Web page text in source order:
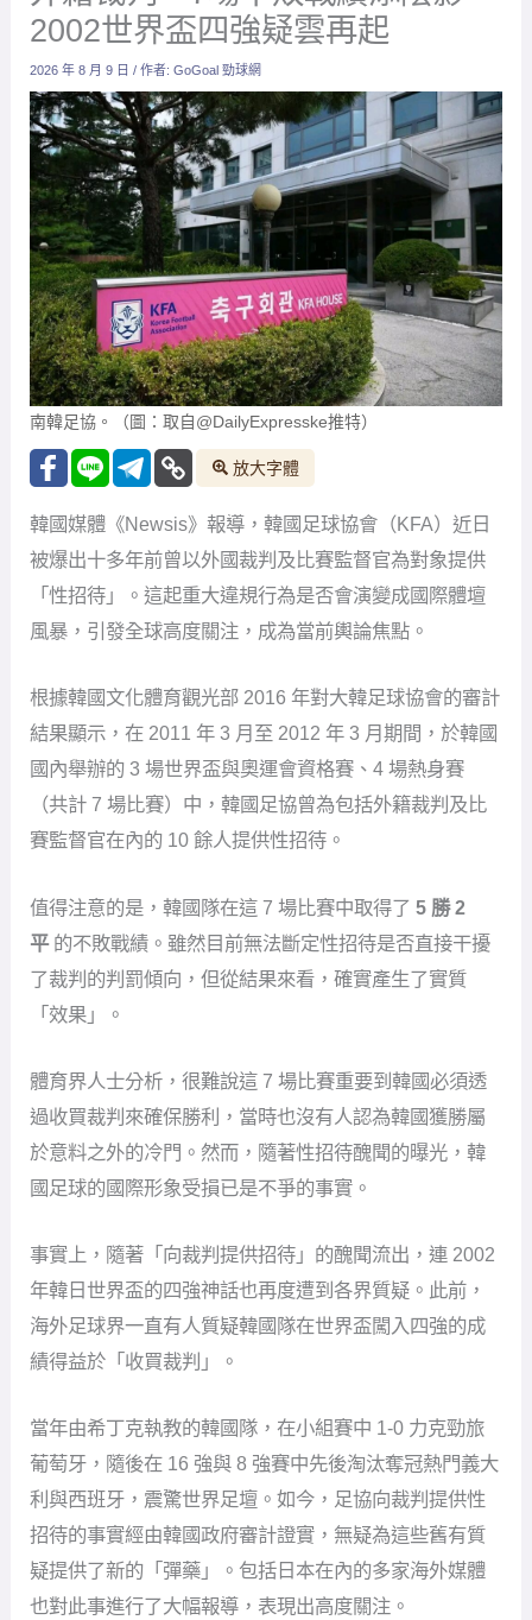
2002世界盃四強疑雲再起
2026 年 8 月 9 日/ 作者:GoGoal 勁球網
南韓足協。（圖：取自@DailyExpresske推特）
放大字體
韓國媒體《Newsis》報導，韓國足球協會（KFA）近日
被爆出十多年前曾以外國裁判及比賽監督官為對象提供
「性招待」。這起重大違規行為是否會演變成國際體壇
風暴，引發全球高度關注，成為當前輿論焦點。
根據韓國文化體育觀光部 2016 年對大韓足球協會的審計
結果顯示，在 2011 年 3 月至 2012 年 3 月期間，於韓國
國內舉辦的 3 場世界盃與奧運會資格賽、4 場熱身賽
（共計 7 場比賽）中，韓國足協曾為包括外籍裁判及比
賽監督官在內的 10 餘人提供性招待。
值得注意的是，韓國隊在這 7 場比賽中取得了5 勝 2
平的不敗戰績。雖然目前無法斷定性招待是否直接干擾
了裁判的判罰傾向，但從結果來看，確實產生了實質
「效果」。
體育界人士分析，很難說這 7 場比賽重要到韓國必須透
過收買裁判來確保勝利，當時也沒有人認為韓國獲勝屬
於意料之外的冷門。然而，隨著性招待醜聞的曝光，韓
國足球的國際形象受損已是不爭的事實。
事實上，隨著「向裁判提供招待」的醜聞流出，連 2002
年韓日世界盃的四強神話也再度遭到各界質疑。此前，
海外足球界一直有人質疑韓國隊在世界盃闖入四強的成
績得益於「收買裁判」。
當年由希丁克執教的韓國隊，在小組賽中 1-0 力克勁旅
葡萄牙，隨後在 16 強與 8 強賽中先後淘汰奪冠熱門義大
利與西班牙，震驚世界足壇。如今，足協向裁判提供性
招待的事實經由韓國政府審計證實，無疑為這些舊有質
疑提供了新的「彈藥」。包括日本在內的多家海外媒體
也對此事進行了大幅報導，表現出高度關注。